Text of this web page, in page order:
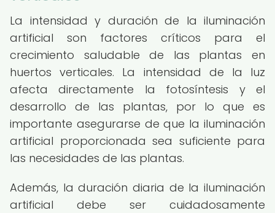
La intensidad y duración de la iluminación
artificial son factores críticos para el
crecimiento saludable de las plantas en
huertos verticales. La intensidad de la luz
afecta directamente la fotosíntesis y el
desarrollo de las plantas, por lo que es
importante asegurarse de que la iluminación
artificial proporcionada sea suficiente para
las necesidades de las plantas.
Además, la duración diaria de la iluminación
artificial debe ser cuidadosamente